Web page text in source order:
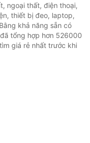
ngoại thất, điện thoại,
thiết bị đeo, laptop,
khả năng sẵn có
tổng hợp hơn 526000
giá rẻ nhất trước khi